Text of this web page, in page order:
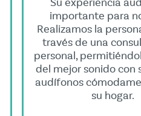
importante para
Realizamos la
través de una
personal,
del mejor sonido con
audífonos
su hogar.